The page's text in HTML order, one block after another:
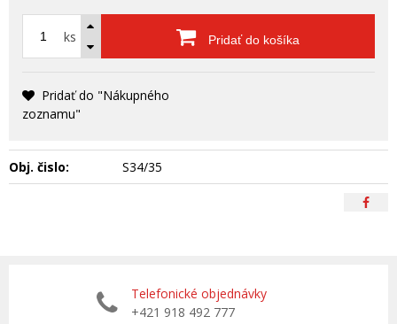
ks Pridať do košíka
Pridať do "Nákupného
zoznamu"
Obj. čislo: S34/35
Telefonické objednávky
+421 918 492 777